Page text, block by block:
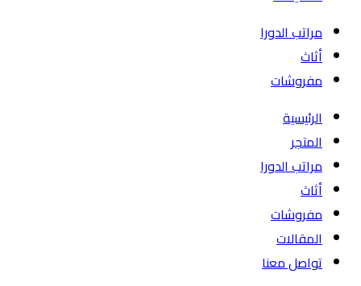
مراتب الدورا
أثاث
مفروشات
الرئيسية
المتجر
مراتب الدورا
أثاث
مفروشات
المقالات
تواصل معنا